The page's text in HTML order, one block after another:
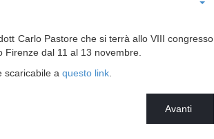
Carlo Pastore che si terrà allo VIII congresso
Firenze dal 11 al 13 novembre.
scaricabile a questo link
Avanti